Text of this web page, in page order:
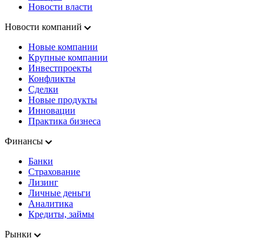
Новости власти
Новости компаний
Новые компании
Крупные компании
Инвестпроекты
Конфликты
Сделки
Новые продукты
Инновации
Практика бизнеса
Финансы
Банки
Страхование
Лизинг
Личные деньги
Аналитика
Кредиты, займы
Рынки